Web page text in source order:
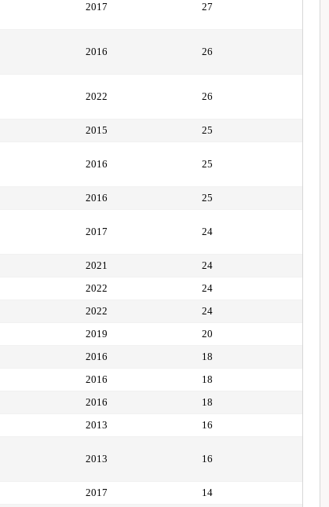
2017 27
2016 26
2022 26
2015 25
2016 25
2016 25
2017 24
2021
24
2022
24
2022
24
2019
20
2016
18
2016
18
2016
18
2013 16
2013 16
2017
14